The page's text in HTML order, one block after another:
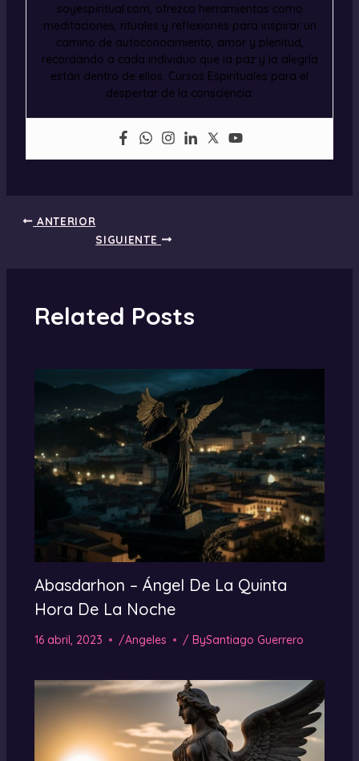
soyespiritual.com, ofrezco herramientas como
meditaciones, rituales y reflexiones para inspirar un
camino de autoconocimiento, amor y plenitud,
recordando a cada individuo que la paz y la alegría
están dentro de ellos. Cursos Espirituales para el
despertar de la consciencia.
ANTERIOR
SIGUIENTE
Related Posts
Abasdarhon – Ángel De La Quinta
Hora De La Noche
16 abril, 2023 /Angeles / BySantiago Guerrero